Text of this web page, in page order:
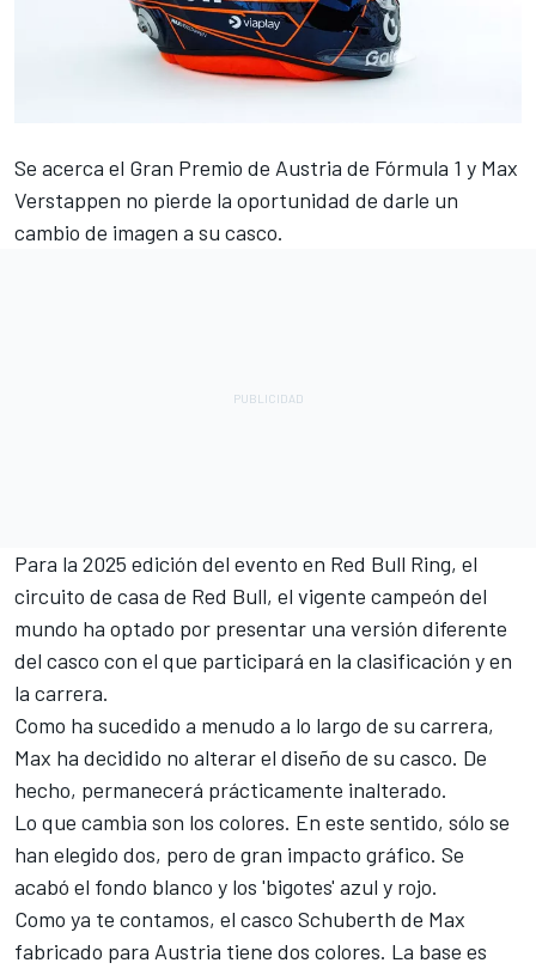
Se acerca el Gran Premio de Austria de Fórmula 1 y Max
Verstappen no pierde la oportunidad de darle un
cambio de imagen a su casco.
Para la 2025 edición del evento en Red Bull Ring, el
circuito de casa de Red Bull, el vigente campeón del
mundo ha optado por presentar una versión diferente
del casco con el que participará en la clasificación y en
la carrera.
Como ha sucedido a menudo a lo largo de su carrera,
Max ha decidido no alterar el diseño de su casco. De
hecho, permanecerá prácticamente inalterado.
Lo que cambia son los colores. En este sentido, sólo se
han elegido dos, pero de gran impacto gráfico. Se
acabó el fondo blanco y los 'bigotes' azul y rojo.
Como ya te contamos, el casco Schuberth de Max
fabricado para Austria tiene dos colores. La base es